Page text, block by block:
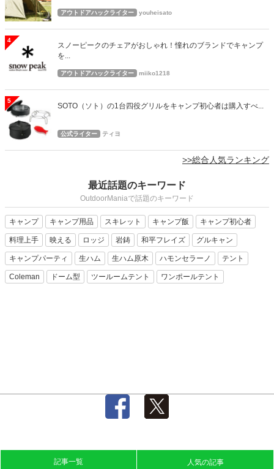
アウトドアハックライター youheisato
4
スノーピークのチェアがおしゃれ！憧れのブランドでキャンプ
を...
アウトドアハックライター miiko1218
5
SOTO（ソト）の1台四役グリルをキャンプ初心者は購入すべ...
公式ライター ティヨ
>>総合人気ランキング
最近話題のキーワード
OutdoorManiaで話題のキーワード
キャンプ キャンプ用品 スキレット キャンプ飯 キャンプ初心者
料理上手 映える ロッジ 岩鋳 和平フレイズ グルキャン
キャンプパーティ 生ハム 生ハム原木 ハモンセラーノ テント
Coleman ドーム型 ツールームテント ワンポールテント
記事一覧 人気の記事